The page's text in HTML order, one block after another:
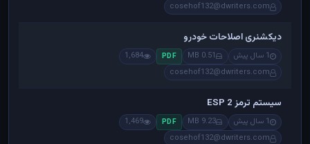
cosehof132@dwriters.com
دیکشنری اصلاحات خودرو
1 سال پیش 0.51 MB
PDF
1,684
cosehof132@dwriters.com
سیستم ترمز ESP 2
1 سال پیش 9.23 MB
PDF
1,469
cosehof132@dwriters.com